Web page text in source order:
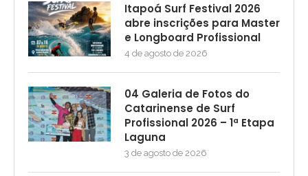
Itapoá Surf Festival 2026
abre inscrições para Master
e Longboard Profissional
4 de agosto de 2026
04 Galeria de Fotos do
Catarinense de Surf
Profissional 2026 – 1ª Etapa
Laguna
3 de agosto de 2026